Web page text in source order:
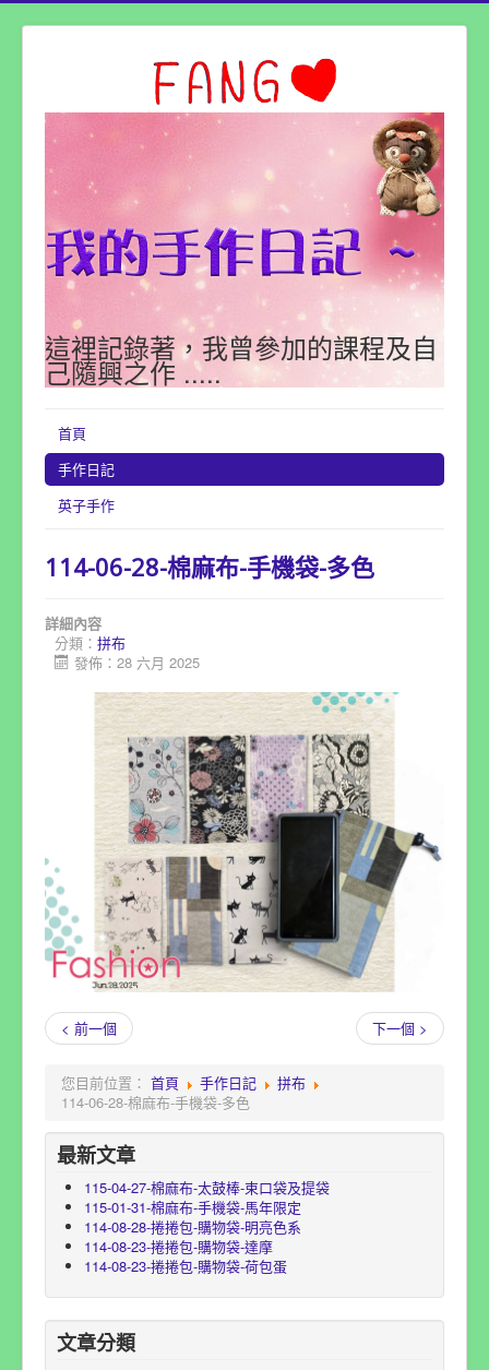
這裡記錄著，我曾參加的課程及自
己隨興之作 .....
首頁
手作日記
英子手作
114-06-28-棉麻布-手機袋-多色
詳細內容
分類： 拼布
發佈：28 六月 2025
< 前一個 下一個 >
您目前位置： 首頁 手作日記
拼布
114-06-28-棉麻布-手機袋-多色
最新文章
115-04-27-棉麻布-太鼓棒-束口袋及提袋
115-01-31-棉麻布-手機袋-馬年限定
114-08-28-捲捲包-購物袋-明亮色系
114-08-23-捲捲包-購物袋-達摩
114-08-23-捲捲包-購物袋-荷包蛋
文章分類